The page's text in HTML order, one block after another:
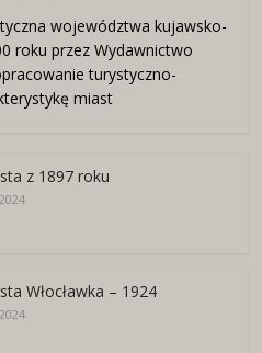
województwa kujawsko-
roku przez Wydawnictwo
turystyczno-
miast
z 1897 roku
Włocławka – 1924